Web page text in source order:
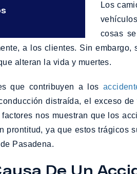
Los
cosas
a los clientes. Sin
alteran la vida y muertes.
que contribuyen a los
distraída, el exceso
nos muestran que los
prontitud, ya que estos trágicos
Pasadena.
De Un